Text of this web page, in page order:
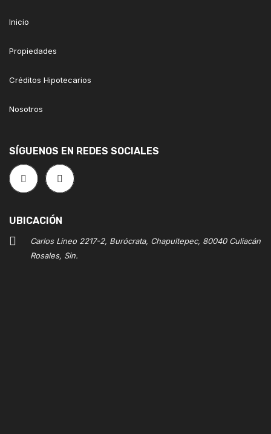
Inicio
Propiedades
Créditos Hipotecarios
Nosotros
SÍGUENOS EN REDES SOCIALES
UBICACIÓN
Carlos Lineo 2217-2, Burócrata, Chapultepec, 80040 Culiacán
Rosales, Sin.